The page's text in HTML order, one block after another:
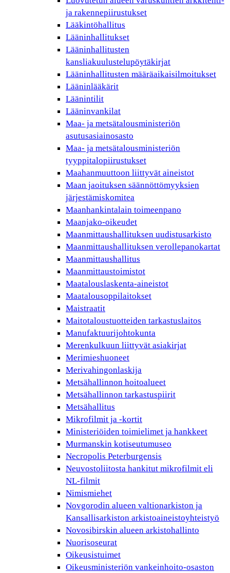
ja rakennepiirustukset
Lääkintöhallitus
Lääninhallitukset
Lääninhallitusten
kansliakuulustelupöytäkirjat
Lääninhallitusten määräaikaisilmoitukset
Lääninlääkärit
Läänintilit
Lääninvankilat
Maa- ja metsätalousministeriön
asutusasiainosasto
Maa- ja metsätalousministeriön
tyyppitalopiirustukset
Maahanmuuttoon liittyvät aineistot
Maan jaoituksen säännöttömyyksien
järjestämiskomitea
Maanhankintalain toimeenpano
Maanjako-oikeudet
Maanmittaushallituksen uudistusarkisto
Maanmittaushallituksen verollepanokartat
Maanmittaushallitus
Maanmittaustoimistot
Maatalouslaskenta-aineistot
Maatalousoppilaitokset
Maistraatit
Maitotaloustuotteiden tarkastuslaitos
Manufaktuurijohtokunta
Merenkulkuun liittyvät asiakirjat
Merimieshuoneet
Merivahingonlaskija
Metsähallinnon hoitoalueet
Metsähallinnon tarkastuspiirit
Metsähallitus
Mikrofilmit ja -kortit
Ministeriöiden toimielimet ja hankkeet
Murmanskin kotiseutumuseo
Necropolis Peterburgensis
Neuvostoliitosta hankitut mikrofilmit eli
NL-filmit
Nimismiehet
Novgorodin alueen valtionarkiston ja
Kansallisarkiston arkistoaineistoyhteistyö
Novosibirskin alueen arkistohallinto
Nuorisoseurat
Oikeusistuimet
Oikeusministeriön vankeinhoito-osaston